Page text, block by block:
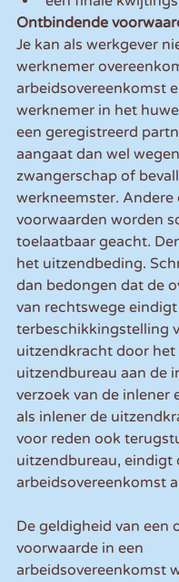
Ontbindende
Je kan als werkgever
werknemer
arbeidsovereenkomst
werknemer in het
een geregistreerd
aangaat dan wel
zwangerschap of
werkneemster.
voorwaarden worden
toelaatbaar geacht.
het uitzendbeding.
dan bedongen dat de
van rechtswege
terbeschikkingstelling
uitzendkracht door het
uitzendbureau aan de
verzoek van de inlener
als inlener de
voor reden ook
uitzendbureau, eindigt
arbeidsovereenkomst
De geldigheid van een
voorwaarde in een
arbeidsovereenkomst